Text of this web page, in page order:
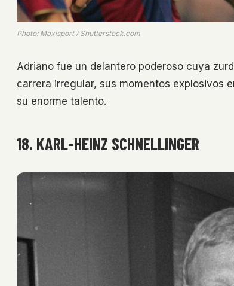
Photo: Maxisport / Shutterstock.com
Adriano fue un delantero poderoso cuya
carrera irregular, sus momentos explosivos
su enorme talento.
18. KARL-HEINZ SCHNELLINGER